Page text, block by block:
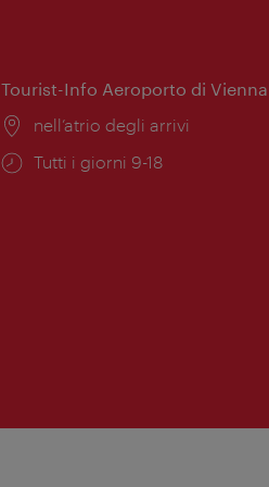
Tourist-Info Aeroporto di Vienna
Posizione:
nell’atrio degli arrivi
Orari
Tutti i giorni 9-18